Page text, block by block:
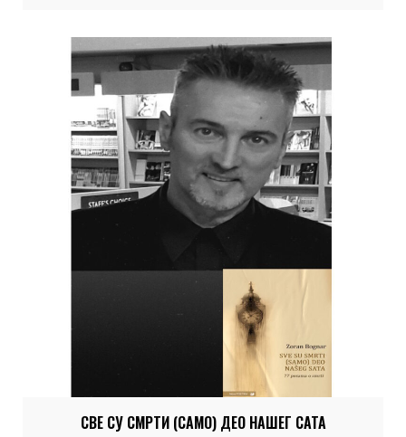
у Југославију (који је био засебна игра судбине), потраге за
породичном истином, рехабилитације њених родитеља,
фондацијског рада […]
СВЕ СУ СМРТИ (САМО) ДЕО НАШЕГ САТА